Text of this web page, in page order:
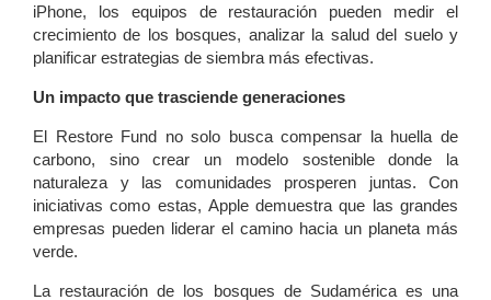
iPhone, los equipos de restauración pueden medir el
crecimiento de los bosques, analizar la salud del suelo y
planificar estrategias de siembra más efectivas.
Un impacto que trasciende generaciones
El Restore Fund no solo busca compensar la huella de
carbono, sino crear un modelo sostenible donde la
naturaleza y las comunidades prosperen juntas. Con
iniciativas como estas, Apple demuestra que las grandes
empresas pueden liderar el camino hacia un planeta más
verde.
La restauración de los bosques de Sudamérica es una